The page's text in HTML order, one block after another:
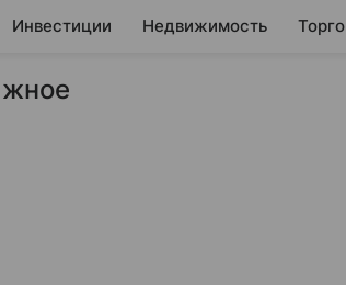
Инвестиции Недвижимость
как
комитета